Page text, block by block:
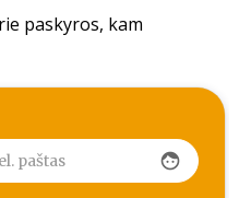
paskyros, kam
face